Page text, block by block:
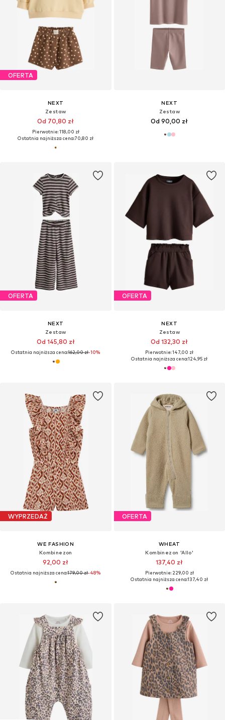
OFERTA
NEXT
Zestaw
Od 70,80 zł
Pierwotnie: 118,00 zł
Ostatnia najniższa cena:70,80 zł
NEXT
Zestaw
Od 90,00 zł
OFERTA
NEXT
Zestaw
Od 145,80 zł
Ostatnia najniższa cena:162,00 zł-10%
OFERTA
NEXT
Zestaw
Od 132,30 zł
Pierwotnie: 147,00 zł
Ostatnia najniższa cena:124,95 zł
WYPRZEDAŻ
WE FASHION
Kombinezon
92,00 zł
Ostatnia najniższa cena:179,00 zł-48%
OFERTA
WHEAT
Kombinezon 'Allo'
137,40 zł
Pierwotnie: 229,00 zł
Ostatnia najniższa cena:137,40 zł